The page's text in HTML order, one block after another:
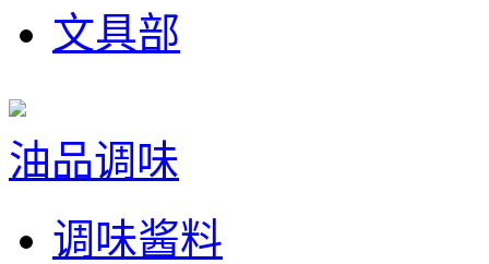
文具部
油品调味
调味酱料